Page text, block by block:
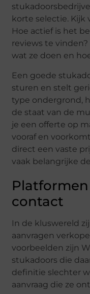
korte selectie. Kijk
Hoe actief is het
reviews te
wat ze doen en
Een goede
sturen en stelt
type ondergrond,
de staat van de
je een offerte op
vooraf en
direct een vaste
vaak belangrijke
contact
In de kluswereld
aanvragen
voorbeelden zijn
stukadoors die
definitie slechter
aanvraag die ze